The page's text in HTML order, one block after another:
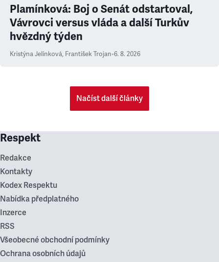
Plamínková: Boj o Senát odstartoval,
Vávrovci versus vláda a další Turkův
hvězdný týden
Kristýna Jelínková, František Trojan•6. 8. 2026
Načíst další články
Respekt
Redakce
Kontakty
Kodex Respektu
Nabídka předplatného
Inzerce
RSS
Všeobecné obchodní podmínky
Ochrana osobních údajů